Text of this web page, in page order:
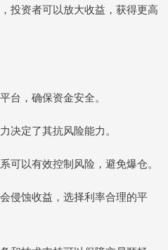
投资者可以放大收益，获得更高
台，确保资金安全。
决定了其抗风险能力。
可以有效控制风险，避免爆仓。
侵蚀收益，选择利率合理的平